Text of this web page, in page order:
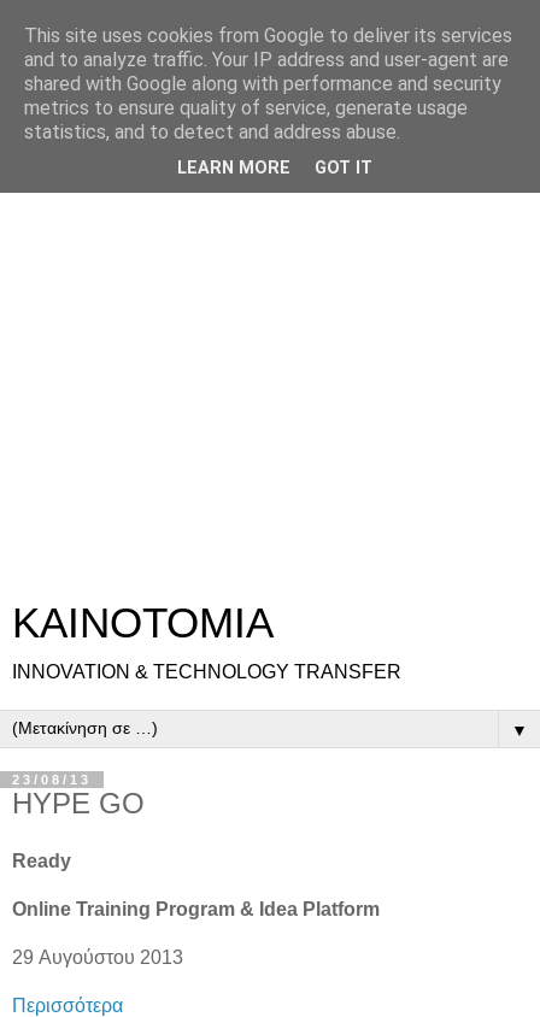
ΚΑΙΝΟΤΟΜΙΑ
INNOVATION & TECHNOLOGY TRANSFER
▼
23/08/13
HYPE GO
Ready
Online Training Program & Idea Platform
29 Αυγούστου 2013
Περισσότερα
This site uses cookies from Google to deliver its services
and to analyze traffic. Your IP address and user-agent are
shared with Google along with performance and security
metrics to ensure quality of service, generate usage
statistics, and to detect and address abuse.
LEARN MORE GOT IT